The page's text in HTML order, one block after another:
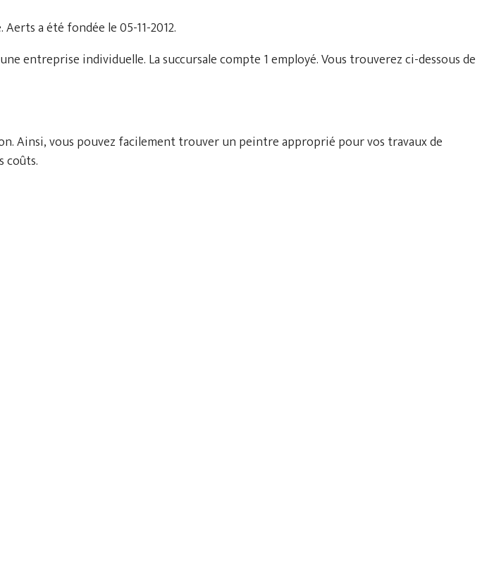
a été fondée le 05-11-2012.
entreprise individuelle. La succursale compte 1 employé. Vous trouverez ci-dessous de
Ainsi, vous pouvez facilement trouver un peintre approprié pour vos travaux de
coûts.